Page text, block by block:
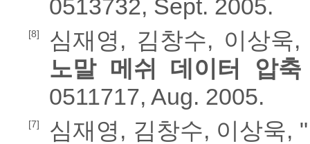
0513732, Sept. 2005.
[8]
심재영, 김창수, 이상욱,
노말 메쉬 데이터 압
0511717, Aug. 2005.
[7] 심재영, 김창수, 이상욱, "